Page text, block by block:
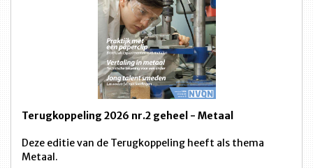
Terugkoppeling 2026 nr.2 geheel - Metaal
Deze editie van de Terugkoppeling heeft als thema
Metaal.